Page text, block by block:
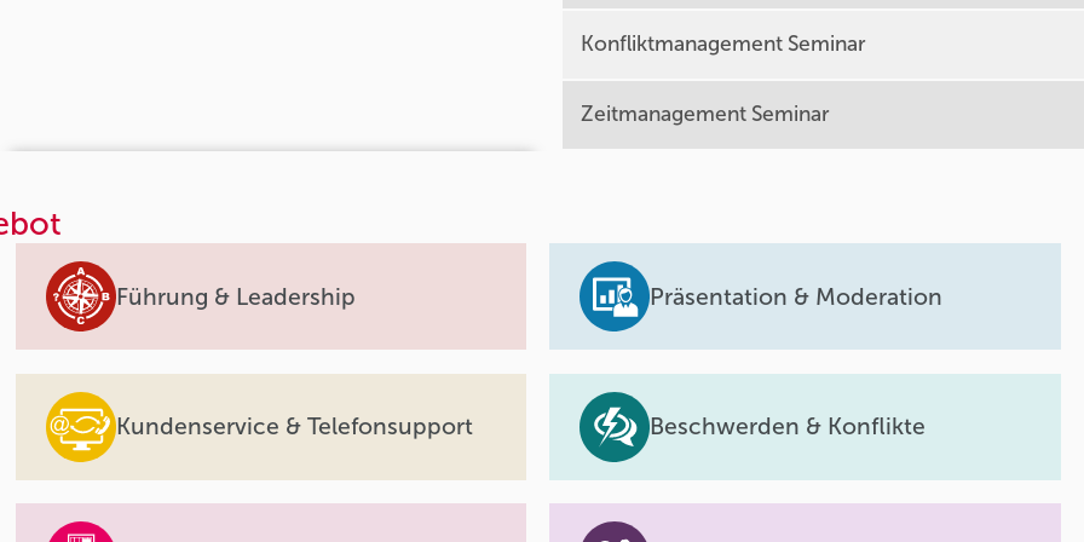
Konfliktmanagement Seminar
Zeitmanagement Seminar
Führung & Leadership Präsentation & Moderation
Kundenservice & Telefonsupport Beschwerden & Konflikte